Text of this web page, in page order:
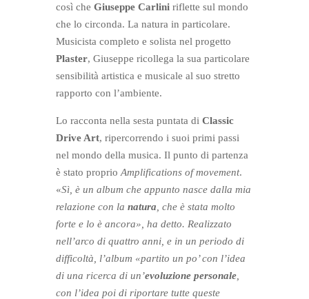
così che Giuseppe Carliniriflette sul mondo
che lo circonda. La natura in particolare.
Musicista completo e solista nel progetto
Plaster, Giuseppe ricollega la sua particolare
sensibilità artistica e musicale al suo stretto
rapporto con l’ambiente.
Lo racconta nella sesta puntata di Classic
Drive Art, ripercorrendo i suoi primi passi
nel mondo della musica. Il punto di partenza
è stato proprio Amplifications of movement.
«Sì, è un album che appunto nasce dalla mia
relazione con la natura , che è stata molto
forte e lo è ancora», ha detto. Realizzato
nell’arco di quattro anni, e in un periodo di
difficoltà, l’album «partito un po’ con l’idea
di una ricerca di un’evoluzione personale,
con l’idea poi di riportare tutte queste